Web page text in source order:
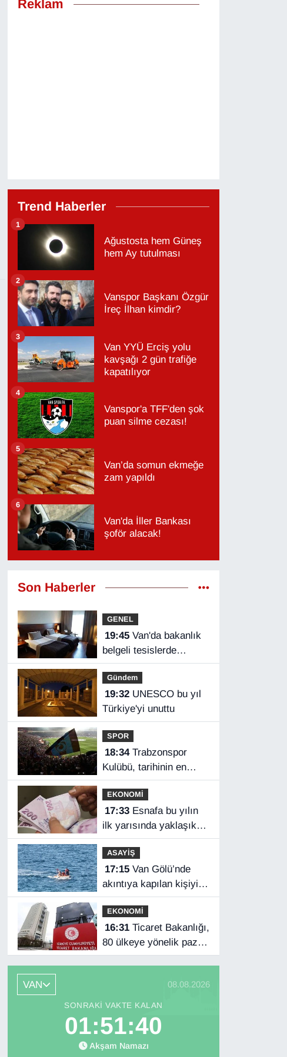
Reklam
Trend Haberler
Ağustosta hem Güneş
hem Ay tutulması
1
Vanspor Başkanı Özgür
İreç İlhan kimdir?
2
Van YYÜ Erciş yolu
kavşağı 2 gün trafiğe
kapatılıyor
3
Vanspor'a TFF'den şok
puan silme cezası!
4
Van’da somun ekmeğe
zam yapıldı
5
Van'da İller Bankası
şoför alacak!
6
Son Haberler
GENEL
19:45Van'da bakanlık
belgeli tesislerde
doluluk oranı açıklandı
Gündem
19:32UNESCO bu yıl
Türkiye'yi unuttu
SPOR
18:34Trabzonspor
Kulübü, tarihinin en
yüksek kombine
satışını yaptı
EKONOMİ
17:33Esnafa bu yılın
ilk yarısında yaklaşık
75 milyar lira finansman
ASAYİŞ
17:15Van Gölü’nde
akıntıya kapılan kişiyi
sahil güvenlik ekipleri
kurtardı
EKONOMİ
16:31Ticaret Bakanlığı,
80 ülkeye yönelik pazar
araştırması hazırladı
VAN 08.08.2026
SONRAKI VAKTE KALAN
01:51:39
Akşam Namazı